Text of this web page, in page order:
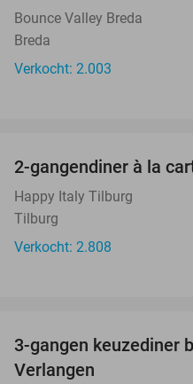
Bounce Valley Breda
Breda
Verkocht: 2.003
2-gangendiner à la
Happy Italy Tilburg
Tilburg
Verkocht: 2.808
3-gangen keuzediner
Verlangen